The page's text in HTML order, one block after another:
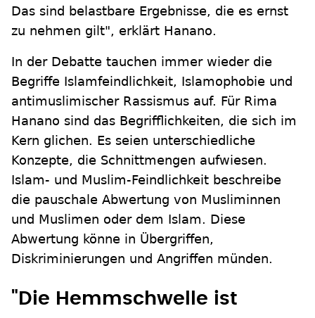
Das sind belastbare Ergebnisse, die es ernst
zu nehmen gilt", erklärt Hanano.
In der Debatte tauchen immer wieder die
Begriffe Islamfeindlichkeit, Islamophobie und
antimuslimischer Rassismus auf. Für Rima
Hanano sind das Begrifflichkeiten, die sich im
Kern glichen. Es seien unterschiedliche
Konzepte, die Schnittmengen aufwiesen.
Islam- und Muslim-Feindlichkeit beschreibe
die pauschale Abwertung von Musliminnen
und Muslimen oder dem Islam. Diese
Abwertung könne in Übergriffen,
Diskriminierungen und Angriffen münden.
"Die Hemmschwelle ist